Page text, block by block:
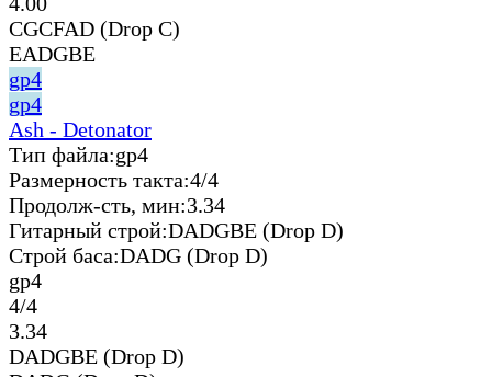
CGCFAD (Drop C)
EADGBE
gp4
gp4
Ash - Detonator
Тип файла:gp4
Размерность такта:4/4
Продолж-сть, мин:3.34
Гитарный строй:DADGBE (Drop D)
Строй баса:DADG (Drop D)
gp4
4/4
3.34
DADGBE (Drop D)